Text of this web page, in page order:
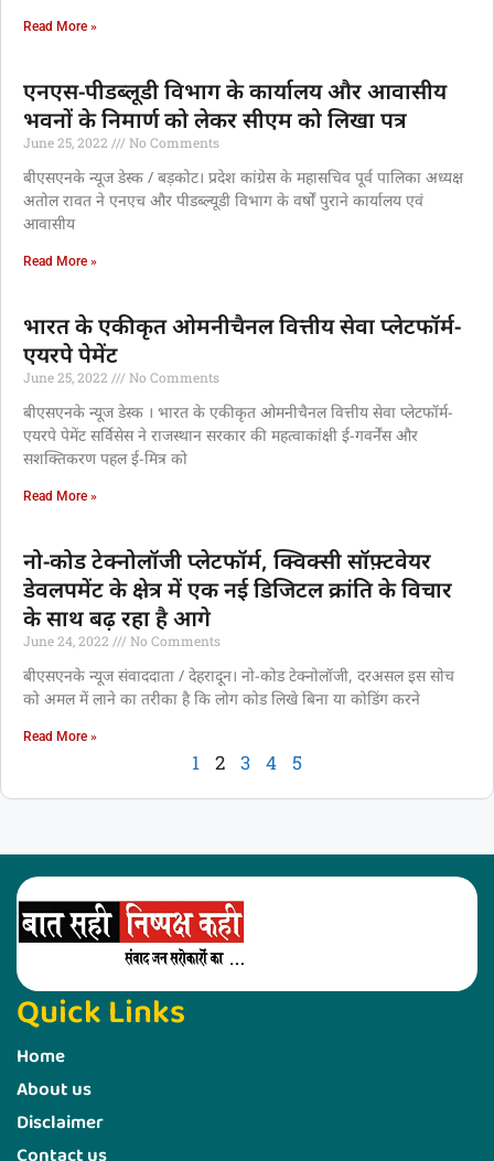
Read More »
एनएस-पीडब्लूडी विभाग के कार्यालय और आवासीय
भवनों के निमार्ण को लेकर सीएम को लिखा पत्र
June 25, 2022 No Comments
बीएसएनके न्यूज डेस्क / बड़कोट। प्रदेश कांग्रेस के महासचिव पूर्व पालिका अध्यक्ष
अतोल रावत ने एनएच और पीडब्ल्यूडी विभाग के वर्षों पुराने कार्यालय एवं
आवासीय
Read More »
भारत के एकीकृत ओमनीचैनल वित्तीय सेवा प्लेटफॉर्म-
एयरपे पेमेंट
June 25, 2022 No Comments
बीएसएनके न्यूज डेस्क । भारत के एकीकृत ओमनीचैनल वित्तीय सेवा प्लेटफॉर्म-
एयरपे पेमेंट सर्विसेस ने राजस्थान सरकार की महत्वाकांक्षी ई-गवर्नेंस और
सशक्तिकरण पहल ई-मित्र को
Read More »
नो-कोड टेक्नोलॉजी प्लेटफॉर्म, क्विक्सी सॉफ़्टवेयर
डेवलपमेंट के क्षेत्र में एक नई डिजिटल क्रांति के विचार
के साथ बढ़ रहा है आगे
June 24, 2022 No Comments
बीएसएनके न्यूज संवाददाता / देहरादून। नो-कोड टेक्नोलॉजी, दरअसल इस सोच
को अमल में लाने का तरीका है कि लोग कोड लिखे बिना या कोडिंग करने
Read More »
1 2 3 4 5
Quick Links
Home
About us
Disclaimer